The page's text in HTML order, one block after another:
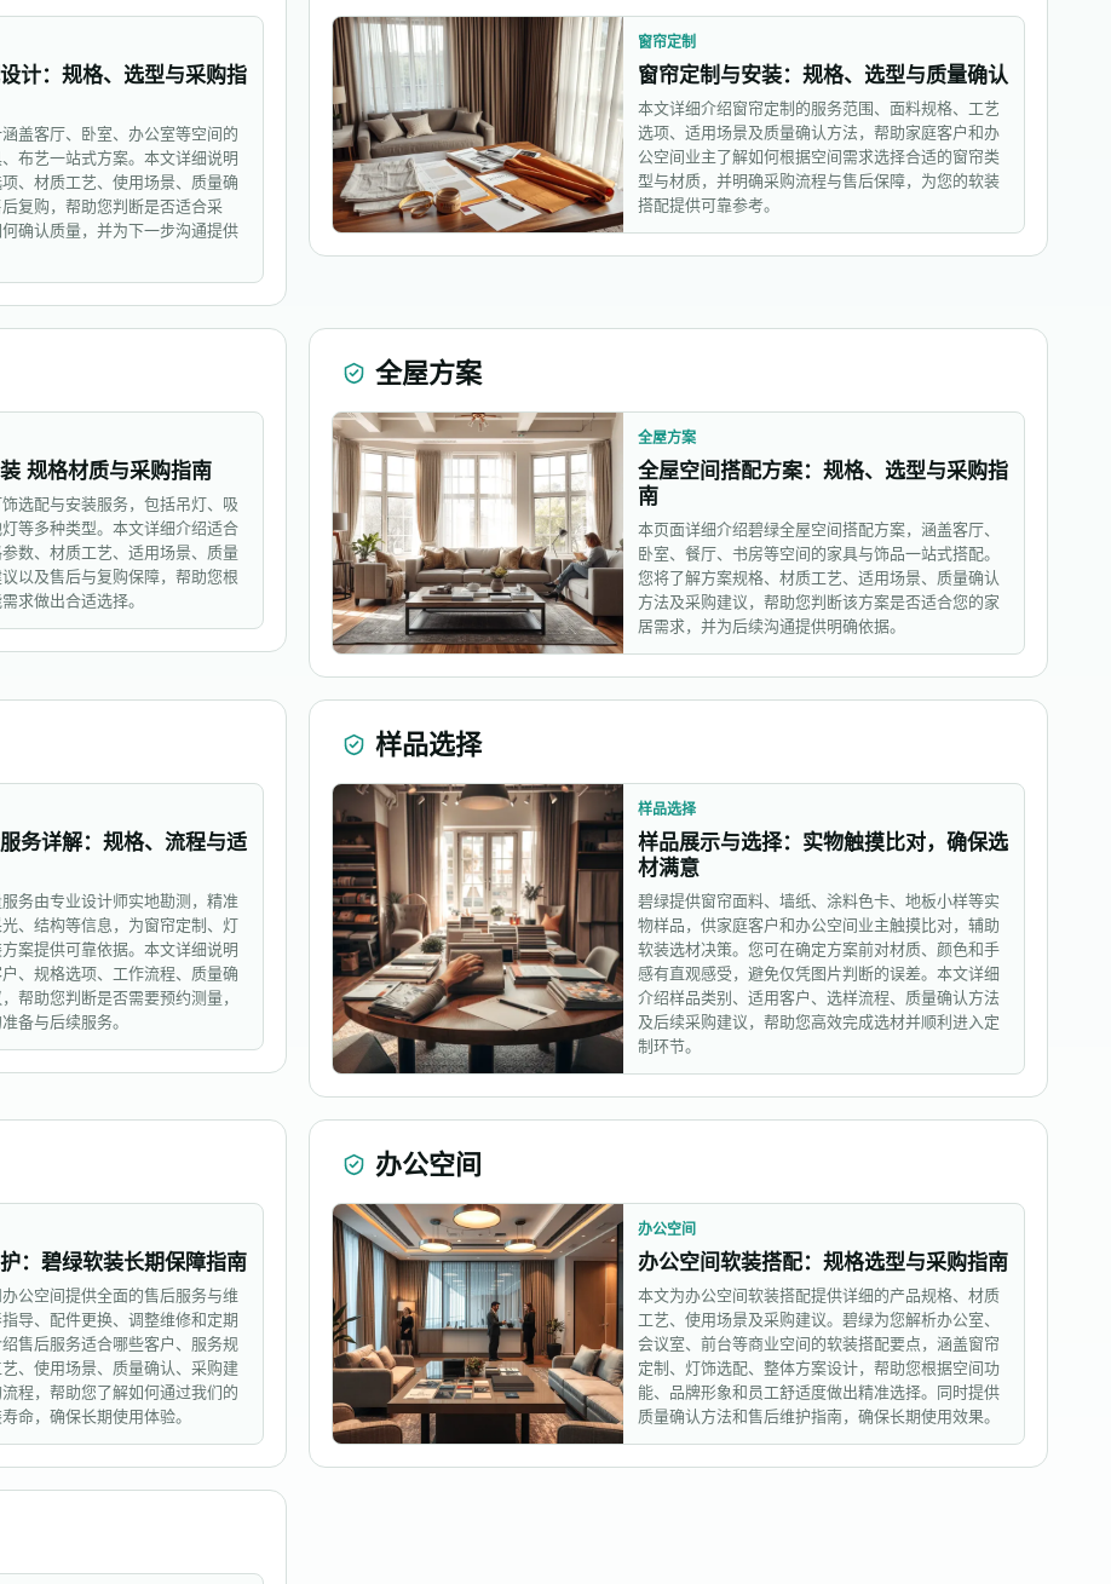
计：规格、选型与采购指
盖客厅、卧室、办公室等空间的
布艺一站式方案。本文详细说明
、材质工艺、使用场景、质量确
复购，帮助您判断是否适合采
确认质量，并为下一步沟通提供
窗帘定制
窗帘定制与安装：规格、选型与质量确认
本文详细介绍窗帘定制的服务范围、面料规格、工艺
选项、适用场景及质量确认方法，帮助家庭客户和办
公空间业主了解如何根据空间需求选择合适的窗帘类
型与材质，并明确采购流程与售后保障，为您的软装
搭配提供可靠参考。
规格材质与采购指南
选配与安装服务，包括吊灯、吸
等多种类型。本文详细介绍适合
数、材质工艺、适用场景、质量
以及售后与复购保障，帮助您根
求做出合适选择。
全屋方案
全屋方案
全屋空间搭配方案：规格、选型与采购指
南
本页面详细介绍碧绿全屋空间搭配方案，涵盖客厅、
卧室、餐厅、书房等空间的家具与饰品一站式搭配。
您将了解方案规格、材质工艺、适用场景、质量确认
方法及采购建议，帮助您判断该方案是否适合您的家
居需求，并为后续沟通提供明确依据。
务详解：规格、流程与适
务由专业设计师实地勘测，精准
、结构等信息，为窗帘定制、灯
案提供可靠依据。本文详细说明
、规格选项、工作流程、质量确
帮助您判断是否需要预约测量，
备与后续服务。
样品选择
样品选择
样品展示与选择：实物触摸比对，确保选
材满意
碧绿提供窗帘面料、墙纸、涂料色卡、地板小样等实
物样品，供家庭客户和办公空间业主触摸比对，辅助
软装选材决策。您可在确定方案前对材质、颜色和手
感有直观感受，避免仅凭图片判断的误差。本文详细
介绍样品类别、适用客户、选样流程、质量确认方法
及后续采购建议，帮助您高效完成选材并顺利进入定
制环节。
：碧绿软装长期保障指南
公空间提供全面的售后服务与维
导、配件更换、调整维修和定期
售后服务适合哪些客户、服务规
、使用场景、质量确认、采购建
程，帮助您了解如何通过我们的
命，确保长期使用体验。
办公空间
办公空间
办公空间软装搭配：规格选型与采购指南
本文为办公空间软装搭配提供详细的产品规格、材质
工艺、使用场景及采购建议。碧绿为您解析办公室、
会议室、前台等商业空间的软装搭配要点，涵盖窗帘
定制、灯饰选配、整体方案设计，帮助您根据空间功
能、品牌形象和员工舒适度做出精准选择。同时提供
质量确认方法和售后维护指南，确保长期使用效果。